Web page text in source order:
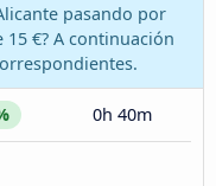
pasando por
€? A continuación
0h 40m